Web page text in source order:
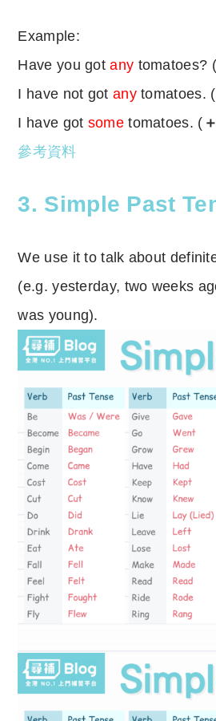
Example:
Have you gotany tomatoes? (
I have not got anytomatoes. (
I have got sometomatoes. ( ＋
參考資料
3. Simple Past
We use it to talk about
(e.g. yesterday, two weeks
was young).